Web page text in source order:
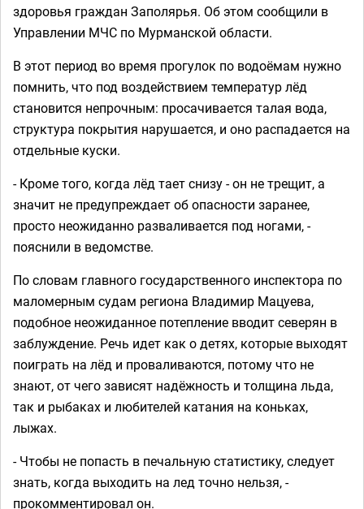
здоровья граждан Заполярья. Об этом сообщили в
Управлении МЧС по Мурманской области.
В этот период во время прогулок по водоёмам нужно
помнить, что под воздействием температур лёд
становится непрочным: просачивается талая вода,
структура покрытия нарушается, и оно распадается на
отдельные куски.
- Кроме того, когда лёд тает снизу - он не трещит, а
значит не предупреждает об опасности заранее,
просто неожиданно разваливается под ногами, -
пояснили в ведомстве.
По словам главного государственного инспектора по
маломерным судам региона Владимир Мацуева,
подобное неожиданное потепление вводит северян в
заблуждение. Речь идет как о детях, которые выходят
поиграть на лёд и проваливаются, потому что не
знают, от чего зависят надёжность и толщина льда,
так и рыбаках и любителей катания на коньках,
лыжах.
- Чтобы не попасть в печальную статистику, следует
знать, когда выходить на лед точно нельзя, -
прокомментировал он.